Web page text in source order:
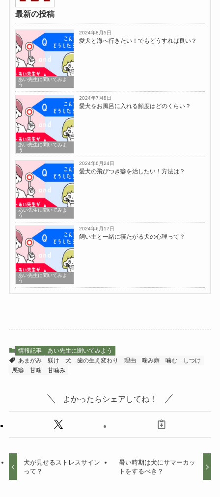
最新の投稿
あい先生に聞いてみよ
う
2024年8月5日
愛犬と海へ行きたい！でもどうすれば良い？
あい先生に聞いてみよ
う
2024年7月8日
愛犬をお風呂に入れる頻度はどのくらい？
あい先生に聞いてみよ
う
2024年6月24日
愛犬の飛びつき癖を治したい！方法は？
あい先生に聞いてみよ
う
2024年6月17日
飼い主と一緒に寝たがる犬の心理って？
情報記事
あい先生に聞いてみよう
あまがみ
躾け 犬 歯の生え変わり 理由 噛み癖 噛む
しつけ
悪癖
甘噛 甘噛み
よかったらシェアしてね！
犬が見せるストレスサイン
って？
暑い時期は犬にサマーカッ
トをするべき？